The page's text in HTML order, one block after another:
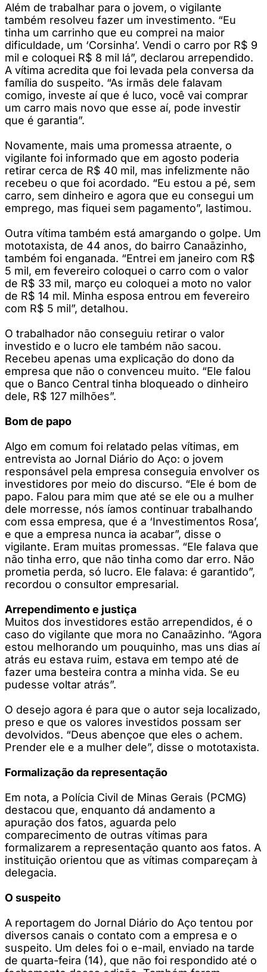
Além de trabalhar para o jovem, o vigilante
também resolveu fazer um investimento. “Eu
tinha um carrinho que eu comprei na maior
dificuldade, um ‘Corsinha’. Vendi o carro por R$ 9
mil e coloquei R$ 8 mil lá”, declarou arrependido.
A vítima acredita que foi levada pela conversa da
família do suspeito. “As irmãs dele falavam
comigo, investe aí que é luco, você vai comprar
um carro mais novo que esse aí, pode investir
que é garantia”.
Novamente, mais uma promessa atraente, o
vigilante foi informado que em agosto poderia
retirar cerca de R$ 40 mil, mas infelizmente não
recebeu o que foi acordado. “Eu estou a pé, sem
carro, sem dinheiro e agora que eu consegui um
emprego, mas fiquei sem pagamento”, lastimou.
Outra vítima também está amargando o golpe. Um
mototaxista, de 44 anos, do bairro Canaãzinho,
também foi enganada. “Entrei em janeiro com R$
5 mil, em fevereiro coloquei o carro com o valor
de R$ 33 mil, março eu coloquei a moto no valor
de R$ 14 mil. Minha esposa entrou em fevereiro
com R$ 5 mil”, detalhou.
O trabalhador não conseguiu retirar o valor
investido e o lucro ele também não sacou.
Recebeu apenas uma explicação do dono da
empresa que não o convenceu muito. “Ele falou
que o Banco Central tinha bloqueado o dinheiro
dele, R$ 127 milhões”.
Bom de papo
Algo em comum foi relatado pelas vítimas, em
entrevista ao Jornal Diário do Aço: o jovem
responsável pela empresa conseguia envolver os
investidores por meio do discurso. “Ele é bom de
papo. Falou para mim que até se ele ou a mulher
dele morresse, nós íamos continuar trabalhando
com essa empresa, que é a ‘Investimentos Rosa’,
e que a empresa nunca ia acabar”, disse o
vigilante. Eram muitas promessas. “Ele falava que
não tinha erro, que não tinha como dar erro. Não
prometia perda, só lucro. Ele falava: é garantido”,
recordou o consultor empresarial.
Arrependimento e justiça
Muitos dos investidores estão arrependidos, é o
caso do vigilante que mora no Canaãzinho. “Agora
estou melhorando um pouquinho, mas uns dias aí
atrás eu estava ruim, estava em tempo até de
fazer uma besteira contra a minha vida. Se eu
pudesse voltar atrás”.
O desejo agora é para que o autor seja localizado,
preso e que os valores investidos possam ser
devolvidos. “Deus abençoe que eles o achem.
Prender ele e a mulher dele”, disse o mototaxista.
Formalização da representação
Em nota, a Polícia Civil de Minas Gerais (PCMG)
destacou que, enquanto dá andamento a
apuração dos fatos, aguarda pelo
comparecimento de outras vítimas para
formalizarem a representação quanto aos fatos. A
instituição orientou que as vítimas compareçam à
delegacia.
O suspeito
A reportagem do Jornal Diário do Aço tentou por
diversos canais o contato com a empresa e o
suspeito. Um deles foi o e-mail, enviado na tarde
de quarta-feira (14), que não foi respondido até o